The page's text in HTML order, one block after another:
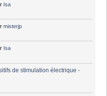
Isa
misterjp
Isa
de stimulation électrique -